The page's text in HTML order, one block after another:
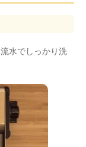
水でしっかり洗